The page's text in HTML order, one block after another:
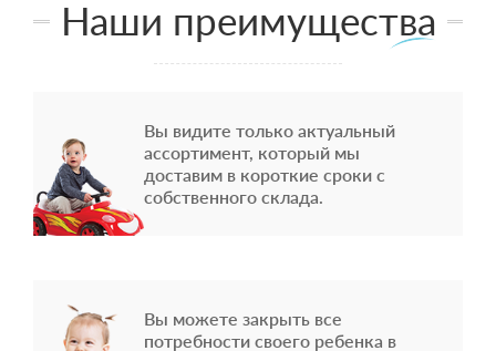
Наши преимущества
Вы видите только актуальный
ассортимент, который мы
доставим в короткие сроки с
собственного склада.
Вы можете закрыть все
потребности своего ребенка в